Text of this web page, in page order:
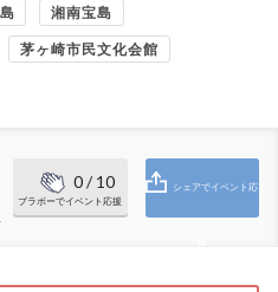
湘南宝島
茅ヶ崎市民文化会館
0/ 10
ブラボーでイベント応援
シェアでイベント応